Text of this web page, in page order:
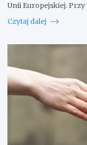
Unii Europejskiej.
Czytaj dalej